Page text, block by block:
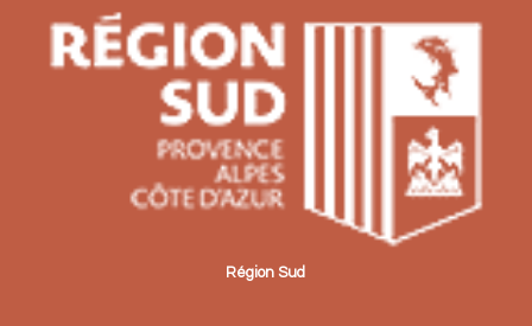
Région Sud